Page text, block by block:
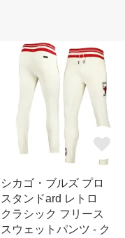
シカゴ・ブルズ プロ
スタンドard レトロ
クラシック フリース
スウェットパンツ - ク